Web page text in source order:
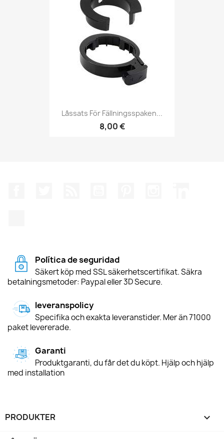
Låssats För Fällningsspaken...
8,00 €
Política de seguridad
Säkert köp med SSL säkerhetscertifikat. Säkra
betalningsmetoder: Paypal eller 3D Secure.
leveranspolicy
Specifika och exakta leveranstider. Mer än 71000
paket levererade.
Garanti
Produktgaranti, du får det du köpt. Hjälp och hjälp
med installation
PRODUKTER 